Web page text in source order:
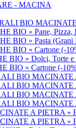
- MACINA
BIO MACINATE
BIO » Pane, Pizza,
BIO » Pasta (Grani
BIO » Cartone (-
BIO » Dolci, Torte e
BIO » Cartone (-
BIO MACINATE
BIO MACINATE
BIO MACINATE
BIO MACINATE
A PIETRA »
A PIETRA »